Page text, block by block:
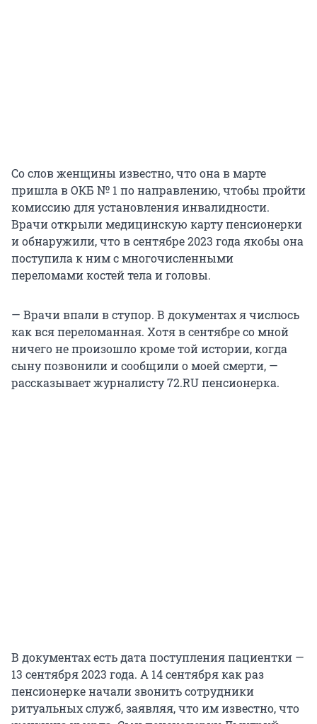
Со слов женщины известно, что она в марте
пришла в ОКБ № 1 по направлению, чтобы пройти
комиссию для установления инвалидности.
Врачи открыли медицинскую карту пенсионерки
и обнаружили, что в сентябре 2023 года якобы она
поступила к ним с многочисленными
переломами костей тела и головы.
— Врачи впали в ступор. В документах я числюсь
как вся переломанная. Хотя в сентябре со мной
ничего не произошло кроме той истории, когда
сыну позвонили и сообщили о моей смерти, —
рассказывает журналисту 72.RU пенсионерка.
В документах есть дата поступления пациентки —
13 сентября 2023 года. А 14 сентября как раз
пенсионерке начали звонить сотрудники
ритуальных служб, заявляя, что им известно, что